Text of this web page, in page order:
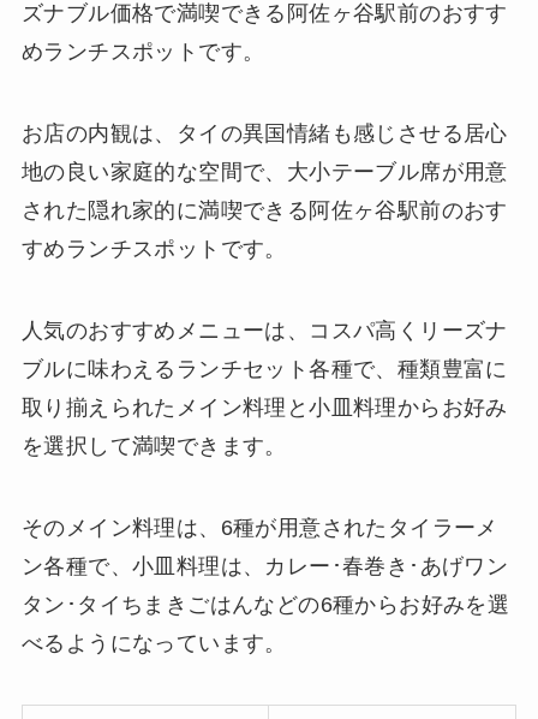
ズナブル価格で満喫できる阿佐ヶ谷駅前のおすす
めランチスポットです。
お店の内観は、タイの異国情緒も感じさせる居心
地の良い家庭的な空間で、大小テーブル席が用意
された隠れ家的に満喫できる阿佐ヶ谷駅前のおす
すめランチスポットです。
人気のおすすめメニューは、コスパ高くリーズナ
ブルに味わえるランチセット各種で、種類豊富に
取り揃えられたメイン料理と小皿料理からお好み
を選択して満喫できます。
そのメイン料理は、6種が用意されたタイラーメ
ン各種で、小皿料理は、カレー･春巻き･あげワン
タン･タイちまきごはんなどの6種からお好みを選
べるようになっています。